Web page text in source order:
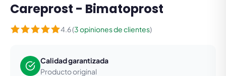
Careprost - Bimatoprost
4.6 (3 opiniones de clientes)
Calidad garantizada
Producto original